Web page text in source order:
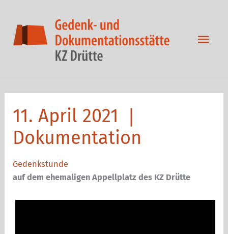
springen
11. April 2021 ❘
Dokumentation
Gedenkstunde
auf dem ehemaligen Appellplatz des KZ Drütte